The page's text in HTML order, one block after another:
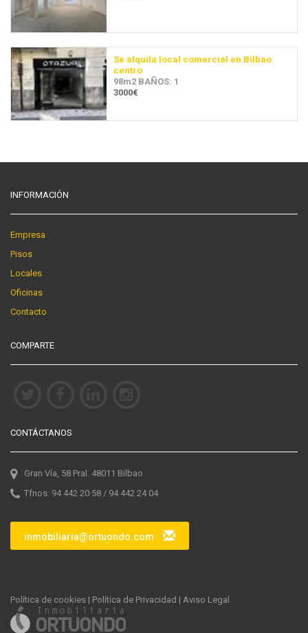
Se alquila local comercial en Bilbao
centro
98m2 BAÑOS: 1
3000€
INFORMACIÓN
Empresa
Pisos
Locales
Oficinas
Contacto
COMPARTE
CONTÁCTANOS
Gran Vía, 58 Pral. 48011 Bilbao
Tfnos: 94 442 20 58 / 94 442 24 04
inmobiliaria@ortuondo.com
Política de cookies | Política de Privacidad | Aviso Legal